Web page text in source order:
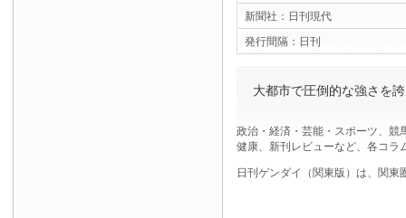
新聞社： 日刊現代
発行間隔： 日刊
大都市で圧倒的な強さを
政治・経済・芸能・スポーツ、競
健康、新刊レビューなど、各コラ
日刊ゲンダイ（関東版）は、関